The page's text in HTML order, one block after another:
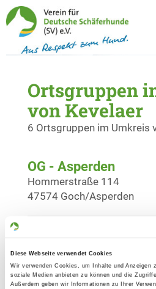
Diese Webseite verwendet Cookies
Wir verwenden Cookies, um Inhalte und Anzeigen
soziale Medien anbieten zu können und die
Außerdem geben wir Informationen zu Ihrer
Ortsgruppen
von Kevelaer
6 Ortsgruppen im Umkreis
OG - Asperden
Hommerstraße 114
47574 Goch/Asperden
OG - Goch/Rhld. e.V.
Nierswanderweg
47574 Goch